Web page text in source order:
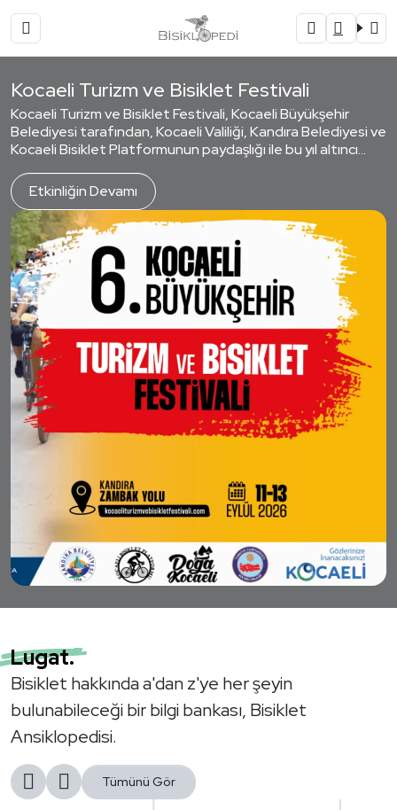
Kocaeli Turizm ve Bisiklet Festivali
Kocaeli Turizm ve Bisiklet Festivali, Kocaeli Büyükşehir
Belediyesi tarafından, Kocaeli Valiliği, Kandıra Belediyesi ve
Kocaeli Bisiklet Platformunun paydaşlığı ile bu yıl altıncı
Karadeniz Sahillerinde bulunan Kandıra Zambak Yolunda
düzenle
Etkinliğin Devamı
Lugat.
Bisiklet hakkında a'dan z'ye her şeyin
bulunabileceği bir bilgi bankası, Bisiklet
Ansiklopedisi.
Tümünü Gör